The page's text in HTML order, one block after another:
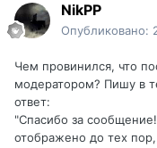
NikPP
Опубликовано:
Чем провинился, что
модератором? Пишу в
ответ:
"Спасибо за
отображено до тех